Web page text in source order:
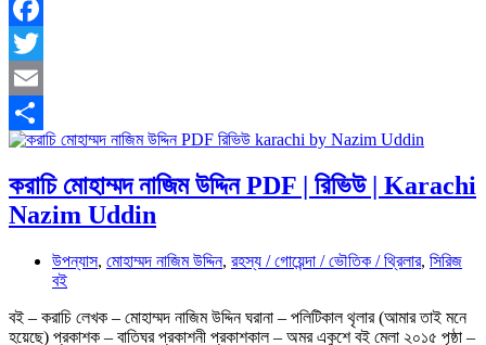
Facebook
Twitter
Email
Share
করাচি মোহাম্মদ নাজিম উদ্দিন PDF | রিভিউ | Karachi
Nazim Uddin
উপন্যাস, মোহাম্মদ নাজিম উদ্দিন, রহস্য / গোয়েন্দা / ভৌতিক / থ্রিলার, সিরিজ
বই
বই – করাচি লেখক – মোহাম্মদ নাজিম উদ্দিন ঘরানা – পলিটিকাল থৃলার (আমার তাই মনে
হয়েছে) প্রকাশক – বাতিঘর প্রকাশনী প্রকাশকাল – অমর একুশে বই মেলা ২০১৫ পৃষ্ঠা –